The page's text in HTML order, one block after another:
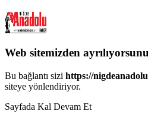
Web sitemizden
Bu bağlantı sizi https://
siteye yönlendiriyor.
Sayfada Kal Devam Et